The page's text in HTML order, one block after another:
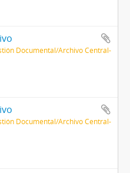
Documental/Archivo Central-
Documental/Archivo Central-